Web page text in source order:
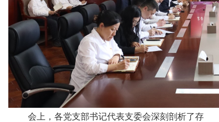
会上，各党支部书记代表支委会深刻剖析了存